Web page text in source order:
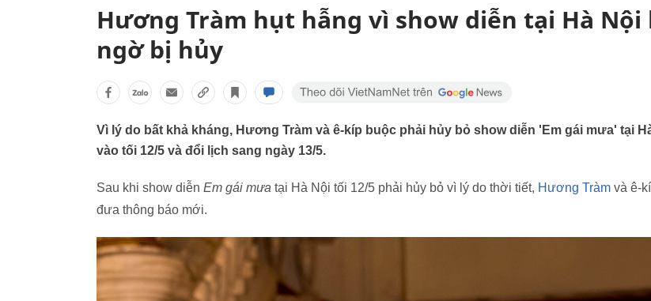
Hương Tràm hụt hẫng vì show diễn tại Hà Nội
ngờ bị hủy
Vì lý do bất khả kháng, Hương Tràm và ê-kíp buộc phải hủy bỏ show diễn 'Em gái mưa' tại
vào tối 12/5 và đổi lịch sang ngày 13/5.
Sau khi show diễn Em gái mưa tại Hà Nội tối 12/5 phải hủy bỏ vì lý do thời tiết, Hương Tràm và ê-
đưa thông báo mới.